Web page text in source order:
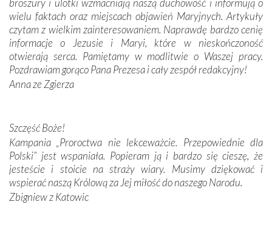
Podążyliśmy też śladami fatimskich wizjonerów – Łucji
dos Santos oraz świętych Hiacynty i Franciszka Marto.
Modliliśmy się przy ich grobach. Odprawiliśmy Drogę
Krzyżową w ich rodzinnych stronach, odwiedziliśmy
domy, w których żyli.
W miejscu objawień Matki Bożej zapaliliśmy świece
Podczas tej kilkudniowej wyprawy na każdym kroku
spotykaliśmy się z serdeczną otwartością
Portugalczyków. Podziwialiśmy ich ludową sztukę i
zwyczaje. Mimo że nasze kraje są od siebie bardzo
oddalone, w żaden sposób nie czuliśmy się obco.
Sprawiła to oczywiście sama Matka Boża, ale też
kulturowa bliskość biorąca swój początek w naszej
broszury i ulotki wzmacniają naszą duchowość i informują o
wielu faktach oraz miejscach objawień Maryjnych. Artykuły
czytam z wielkim zainteresowaniem. Naprawdę bardzo cenię
informacje o Jezusie i Maryi, które w nieskończoność
otwierają serca. Pamiętamy w modlitwie o Waszej pracy.
Pozdrawiam gorąco Pana Prezesa i cały zespół redakcyjny!
Anna ze Zgierza
Szczęść Boże!
Kampania „Proroctwa nie lekceważcie. Przepowiednie dla
Polski” jest wspaniała. Popieram ją i bardzo się cieszę, że
jesteście i stoicie na straży wiary. Musimy dziękować i
wspierać naszą Królową za Jej miłość do naszego Narodu.
Zbigniew z Katowic